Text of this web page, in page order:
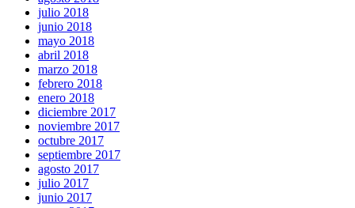
julio 2018
junio 2018
mayo 2018
abril 2018
marzo 2018
febrero 2018
enero 2018
diciembre 2017
noviembre 2017
octubre 2017
septiembre 2017
agosto 2017
julio 2017
junio 2017